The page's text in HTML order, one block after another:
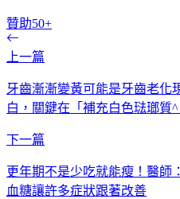
贊助50+
上一篇
牙齒漸漸變黃可能是牙齒老化
白，關鍵在「補充白色琺瑯質^
下一篇
更年期不是少吃就能瘦！醫師
血糖讓許多症狀跟著改善